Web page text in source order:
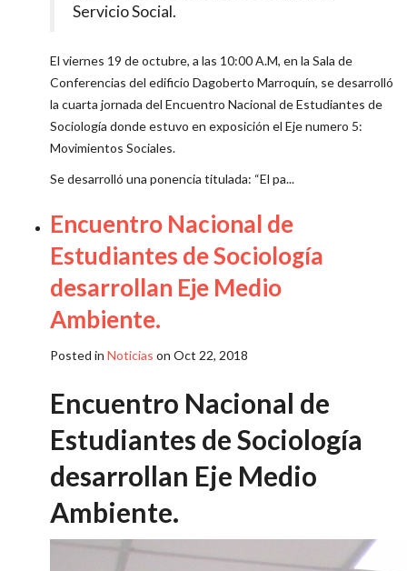
Servicio Social.
El viernes 19 de octubre, a las 10:00 A.M, en la Sala de
Conferencias del edificio Dagoberto Marroquín, se desarrolló
la cuarta jornada del Encuentro Nacional de Estudiantes de
Sociología donde estuvo en exposición el Eje numero 5:
Movimientos Sociales.
Se desarrolló una ponencia titulada: “El pa...
Encuentro Nacional de
Estudiantes de Sociología
desarrollan Eje Medio
Ambiente.
Posted in Noticias on Oct 22, 2018
Encuentro Nacional de
Estudiantes de Sociología
desarrollan Eje Medio
Ambiente.